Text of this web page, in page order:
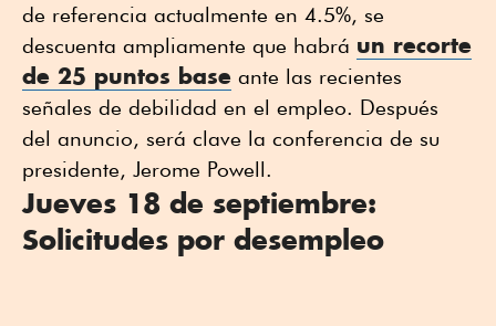
de referencia actualmente en 4.5%, se
descuenta ampliamente que habrá un recorte
de 25 puntos base ante las recientes
señales de debilidad en el empleo. Después
del anuncio, será clave la conferencia de su
presidente, Jerome Powell.
Jueves 18 de septiembre:
Solicitudes por desempleo